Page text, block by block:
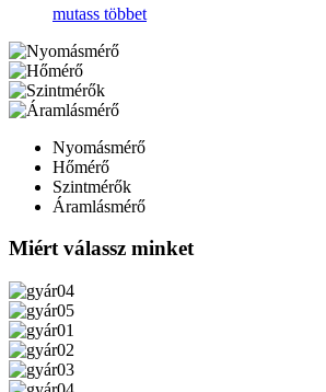
mutass többet
Nyomásmérő
Hőmérő
Szintmérők
Áramlásmérő
Miért válassz minket